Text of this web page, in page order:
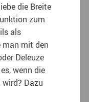
die Breite
zum
als
man mit den
Deleuze
wenn die
Dazu